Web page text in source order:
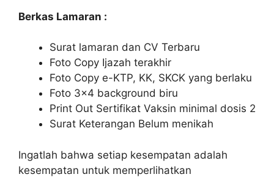
Berkas Lamaran :
Surat lamaran dan CV Terbaru
Foto Copy Ijazah terakhir
Foto Copy e-KTP, KK, SKCK yang berlaku
Foto 3×4 background biru
Print Out Sertifikat Vaksin minimal dosis 2
Surat Keterangan Belum menikah
Ingatlah bahwa setiap kesempatan adalah
kesempatan untuk memperlihatkan